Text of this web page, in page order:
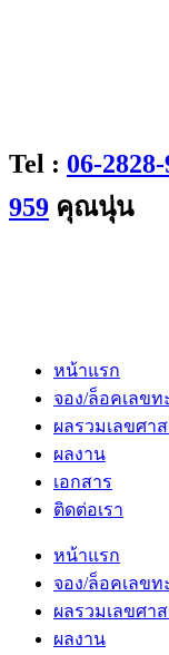
Tel : 06-
959 คุณนุ่น
หน้าแรก
จอง/ล็อคเลขท
ผลรวมเลขศา
ผลงาน
เอกสาร
ติดต่อเรา
หน้าแรก
จอง/ล็อคเลขท
ผลรวมเลขศา
ผลงาน